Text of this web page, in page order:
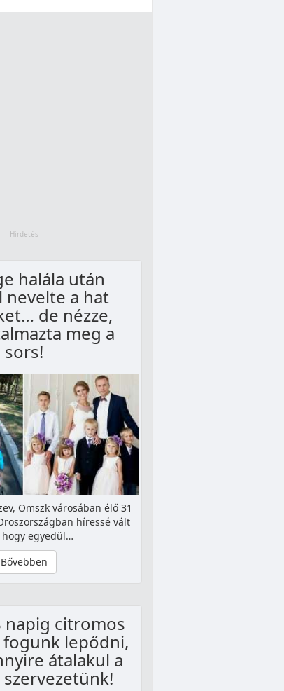
halála után
nevelte a hat
de nézze,
meg a
sors!
Omszk városában élő 31
híressé vált
egyedül…
Bővebben
napig citromos
lepődni,
átalakul a